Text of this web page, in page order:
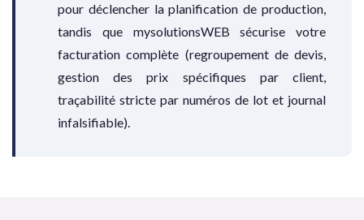
pour déclencher la planification de production,
tandis que mysolutionsWEB sécurise votre
facturation complète (regroupement de devis,
gestion des prix spécifiques par client,
traçabilité stricte par numéros de lot et journal
infalsifiable).